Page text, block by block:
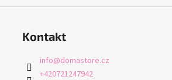
Kontakt
info@domastore.cz
+420721247942